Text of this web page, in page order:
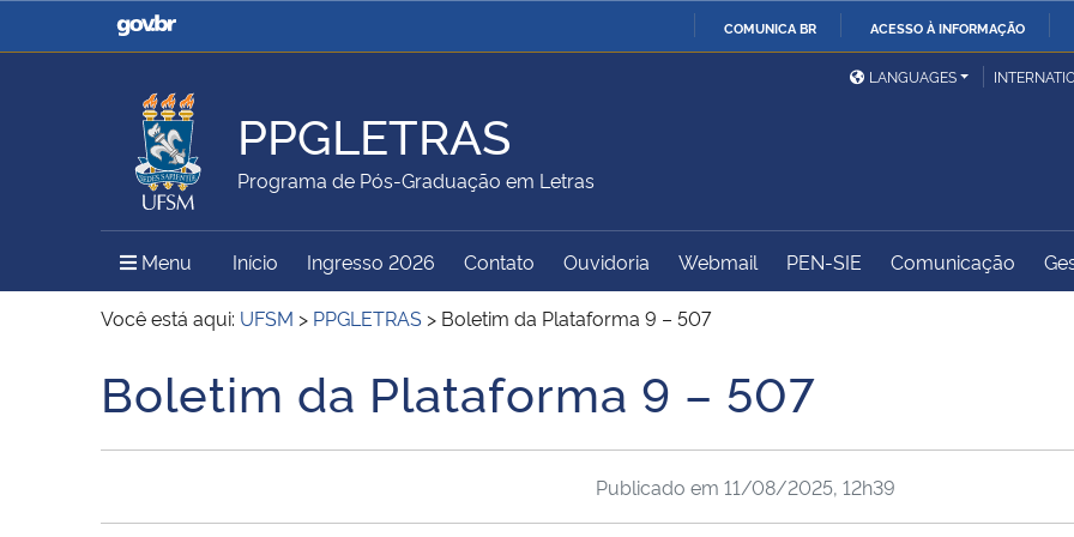
COMUNICA BR ACESSO À INFORMAÇÃO
Casa Civil
Ministério da Justiça e
Ministério da Defesa
Ministério das Relações
Exteriores
Ministério da Agricultura,
Pecuária e Abastecimento
Ministério da Educação
Ministério do Meio Ambiente Ministério do Turismo
Ministério do
Desenvolvimento Regional
Controladoria-Geral da
Secretaria de Governo
Gabinete de Segurança
Advocacia-Geral da União
LANGUAGES
PPGLETRAS
Programa de Pós-Graduação em Letras
Menu Menu Principal do Sítio
Início Ingresso 2026 Contato Ouvidoria Webmail PEN-SIE Comunicação
Você está aqui: UFSM > PPGLETRAS > Boletim da Plataforma 9 – 507
Início do conteúdo
Boletim da Plataforma 9 – 507
Publicado em 11/08/2025, 12h39